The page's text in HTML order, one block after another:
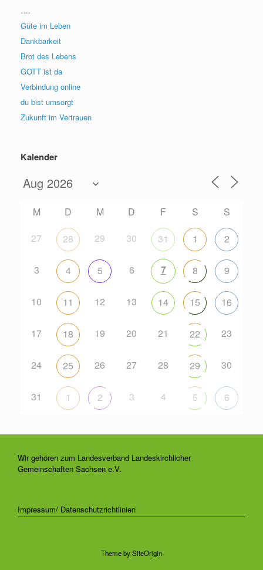
….
Güte im Leben
Dankbarkeit
Brot des Lebens
GOTT ist da
Verbindung online
du bist umsorgt
Zukunft im Vertrauen
Kalender
M D M D F S
S
27
28 29 30 31 1 2
3 4 5 6 7 8 9
10 11 12 13 14 15 16
17 18 19 20 21 22 23
24 25 26 27 28 29 30
31 1 2 3 4 5 6
Wir gehören zum Landesverband Landeskirchlicher
Gemeinschaften Sachsen e.V.
Impressum/ Datenschutzrichtlinien
Theme bySiteOrigin